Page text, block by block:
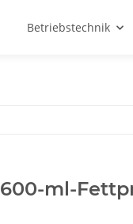
Betriebstechnik
600-ml-